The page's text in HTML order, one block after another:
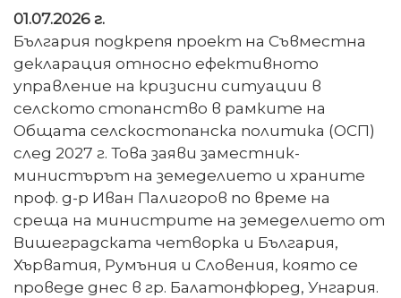
01.07.2026 г.
България подкрепя проект на Съвместна
декларация относно ефективното
управление на кризисни ситуации в
селското стопанство в рамките на
Общата селскостопанска политика (ОСП)
след 2027 г. Това заяви заместник-
министърът на земеделието и храните
проф. д-р Иван Палигоров по време на
среща на министрите на земеделието от
Вишеградската четворка и България,
Хърватия, Румъния и Словения, която се
проведе днес в гр. Балатонфюред, Унгария.